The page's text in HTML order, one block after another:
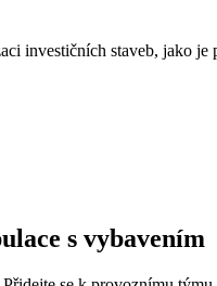
investičních staveb, jako
s vybavením